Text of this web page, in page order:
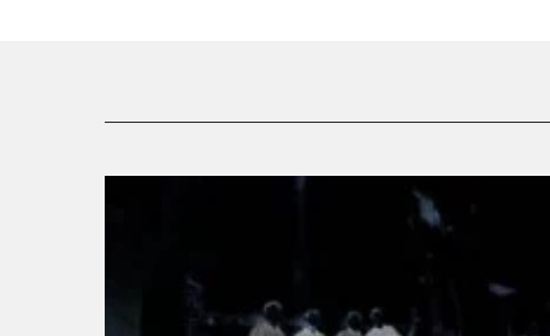
Cordes en ballade - Critique sortie Classique / Opéra